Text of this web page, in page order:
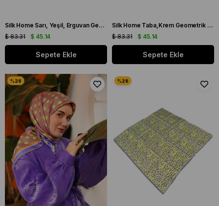
Silk Home Sarı, Yeşil, Erguvan Geometrik Desen Tivil İpek Eşarp IST 11426 - 10
$ 45.14
$ 83.31
Sepete Ekle
Silk Home Taba,Krem Geometrik Desen Tivil İpek Eşarp IST 1000 - 1
$ 45.14
$ 83.31
Sepete Ekle